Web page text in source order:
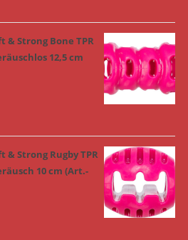
& Strong Bone TPR
12,5 cm
& Strong Rugby TPR
10 cm (Art.-